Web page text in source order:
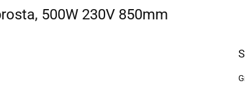
500W 230V 850mm